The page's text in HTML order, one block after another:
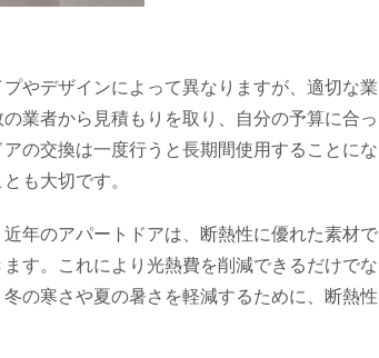
やデザインによって異なりますが、適切な業
業者から見積もりを取り、自分の予算に合っ
の交換は一度行うと長期間使用することにな
も大切です。
年のアパートドアは、断熱性に優れた素材で
す。これにより光熱費を削減できるだけでな
の寒さや夏の暑さを軽減するために、断熱性